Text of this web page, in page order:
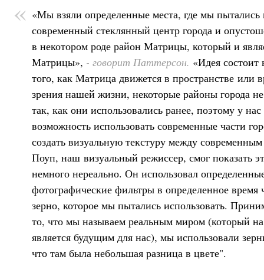
«Мы взяли определенные места, где мы пытались
современный стеклянный центр города и
в некотором роде район Матрицы, который и
Матрицы», - говорит Паттерсон. «Идея
того, как Матрица движется в пространстве или
зрения нашей жизни, некоторые районы города
так, как они использовались ранее, поэтому у
возможность использовать современные части
создать визуальную текстуру между
Поуп, наш визуальный режиссер, смог показать
немного нереально. Он использовал
фотографические фильтры в определенное время
зерно, которое мы пытались использовать.
то, что мы называем реальным миром (который
является будущим для нас), мы использовали
что там была небольшая разница в цвете".